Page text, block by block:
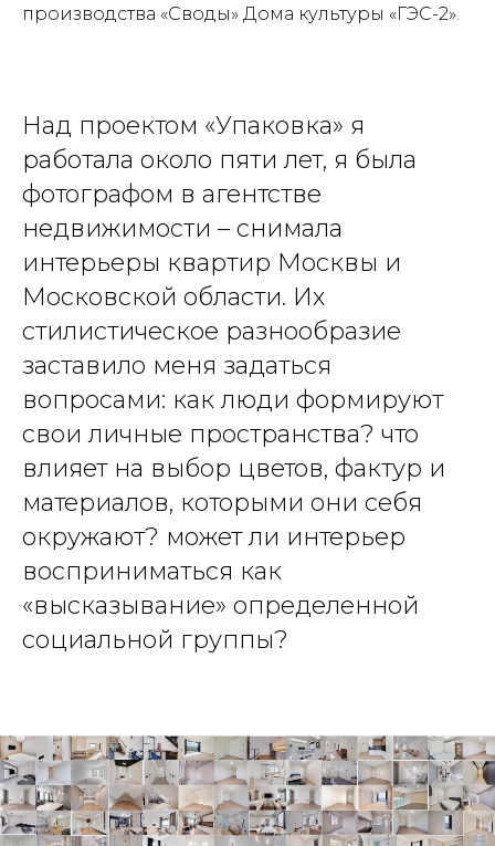
производства «Своды» Дома культуры «ГЭС-2».
Над проектом «Упаковка» я
работала около пяти лет, я была
фотографом в агентстве
недвижимости – снимала
интерьеры квартир Москвы и
Московской области. Их
стилистическое разнообразие
заставило меня задаться
вопросами: как люди формируют
свои личные пространства? что
влияет на выбор цветов, фактур и
материалов, которыми они себя
окружают? может ли интерьер
восприниматься как
«высказывание» определенной
социальной группы?